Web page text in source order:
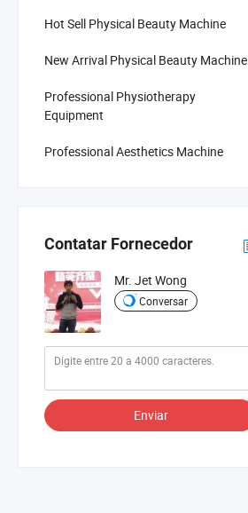
Hot Sell Physical Beauty Machine
New Arrival Physical Beauty Machine
Professional Physiotherapy
Equipment
Professional Aesthetics Machine
Contatar Fornecedor
Mr. Jet Wong
Conversar
Enviar